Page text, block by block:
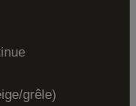
grêle)